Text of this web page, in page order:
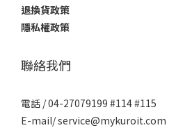
退換貨政策
隱私權政策
聯絡我們
電話 / 04-27079199 #114 #115
E-mail/ service@mykuroit.com